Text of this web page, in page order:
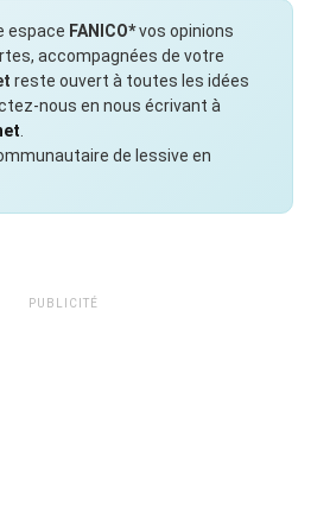
espace FANICO*vos opinions
accompagnées de votre
reste ouvert à toutes les idées
nous en nous écrivant à
de lessive en
PUBLICITÉ